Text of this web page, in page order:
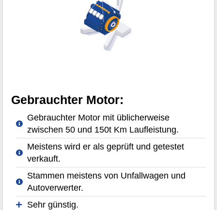
Gebrauchter Motor:
Gebrauchter Motor mit üblicherweise
zwischen 50 und 150t Km Laufleistung.
Meistens wird er als geprüft und getestet
verkauft.
Stammen meistens von Unfallwagen und
Autoverwerter.
Sehr günstig.